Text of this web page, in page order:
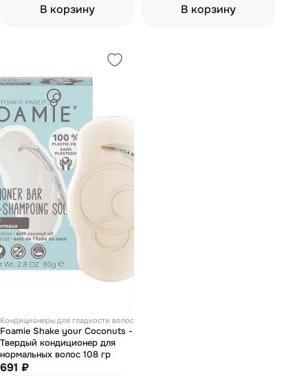
В корзину
В корзину
Кондиционеры для гладкости волос
Foamie Shake your Coconuts -
Твердый кондиционер для
нормальных волос 108 гр
691 ₽